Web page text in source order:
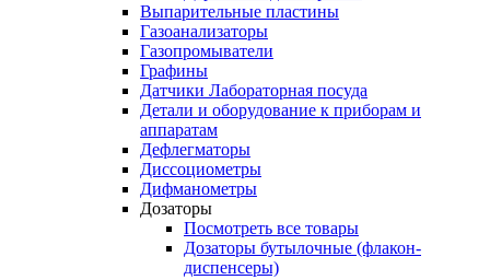
Выпарительные пластины
Газоанализаторы
Газопромыватели
Графины
Датчики Лабораторная посуда
Детали и оборудование к приборам и
аппаратам
Дефлегматоры
Диссоциометры
Дифманометры
Дозаторы
Посмотреть все товары
Дозаторы бутылочные (флакон-
диспенсеры)